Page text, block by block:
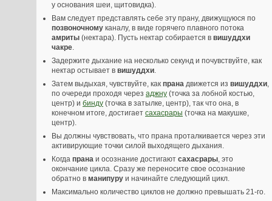
у основания шеи, щитовидка).
Вам следует представлять себе эту прану, движущуюся по
позвоночному каналу, в виде горячего плавного потока
амриты (нектара). Пусть нектар собирается в вишуддхи
чакре.
Задержите дыхание на несколько секунд и почувствуйте, как
нектар остывает в вишуддхи.
Затем выдыхая, чувствуйте, как прана движется из вишуддхи,
по очереди проходя через аджну (точка за лобной костью,
центр) и бинду (точка в затылке, центр), так что она, в
конечном итоге, достигает сахасрары (точка на макушке,
центр).
Вы должны чувствовать, что прана проталкивается через эти
активирующие точки силой выходящего дыхания.
Когда прана и осознание достигают сахасрары, это
окончание цикла. Сразу же переносите свое осознание
обратно в манипуру и начинайте следующий цикл.
Максимально количество циклов не должно превышать 21-го.